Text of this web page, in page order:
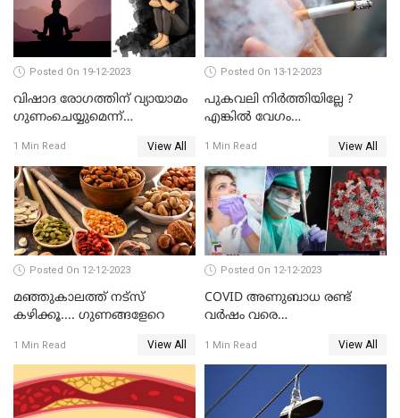
Posted On 19-12-2023
വിഷാദ രോഗത്തിന് വ്യായാമം
ഗുണംചെയ്യുമെന്ന്
1 Min Read View All
Posted On 13-12-2023
പുകവലി നിർത്തിയില്ലേ ?
എങ്കിൽ വേഗം
പുതിയ പഠനങ്ങള്‍
1 Min Read View All
Posted On 12-12-2023
മഞ്ഞുകാലത്ത് നട്‌സ്
കഴിക്കൂ.... ഗുണങ്ങളേറെ
1 Min Read View All
Posted On 12-12-2023
COVID അണുബാധ രണ്ട്
വര്‍ഷം വരെ
നിലനില്‍ക്കാം എന്ന് പുതിയ
1 Min Read View All